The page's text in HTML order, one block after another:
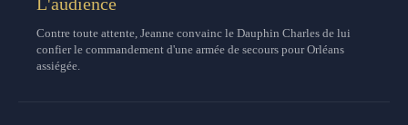
Contre toute attente, Jeanne convainc le Dauphin Charles de lui
confier le commandement d'une armée de secours pour Orléans
assiégée.